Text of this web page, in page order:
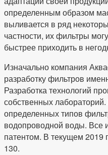
определенным образом
выливается в ряд
частности, их фильтры
быстрее приходить в
Изначально компания
разработку фильтров
Разработка технологий
собственных
определенных типов
водопроводной воды.
патентом. В текущем 2019
130.